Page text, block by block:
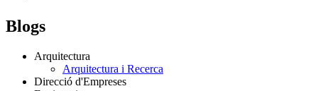
Blogs
Arquitectura
Arquitectura i Recerca
Direcció d'Empreses